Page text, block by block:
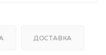
ДОСТАВКА